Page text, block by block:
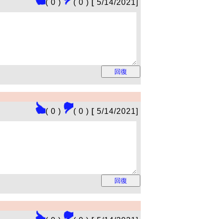
( 0 ) ( 0 ) [ 5/14/2021]
( 0 ) ( 0 ) [ 5/14/2021]